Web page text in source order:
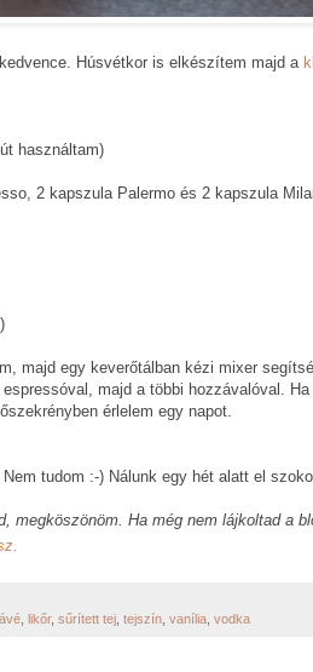
Húsvétkor is elkészítem majd a
használtam)
2 kapszula Palermo és 2 kapszula
majd egy keverőtálban kézi mixer
majd a többi hozzávalóval.
érlelem egy napot.
tudom :-) Nálunk egy hét alatt el
megköszönöm. Ha még nem lájkoltad a
likőr, sűrített tej tejszín vanília vodka